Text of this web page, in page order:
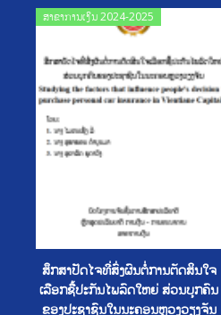
ສາຂາການເງິນ 2024-2025
ສຶກສາປັດໄຈທີ່ສົ່ງຜົນຕໍ່ການຕັດສິນໃຈ
ເລືອກຊື້ປະກັນໄພລົດໃຫຍ່ ສ່ວນບຸກຄົນ
ຂອງປະຊາຊົນໃນນະຄອນຫຼວງວຽງຈັນ
Posted
on